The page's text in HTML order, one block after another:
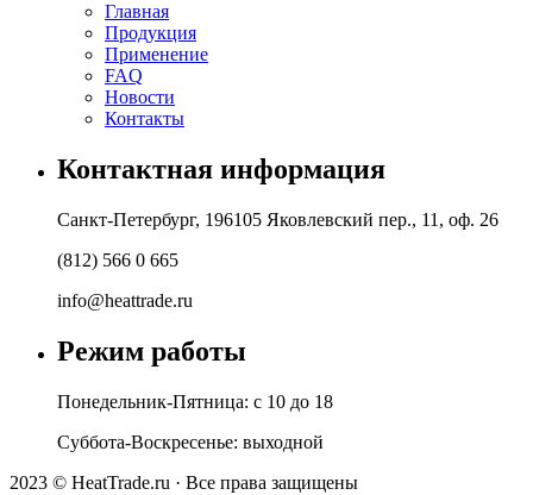
Главная
Продукция
Применение
FAQ
Новости
Контакты
Контактная информация
Санкт-Петербург, 196105 Яковлевский пер., 11, оф. 26
(812) 566 0 665
info@heattrade.ru
Режим работы
Понедельник-Пятница: с 10 до 18
Суббота-Воскресенье: выходной
2023 © HeatTrade.ru · Все права защищены